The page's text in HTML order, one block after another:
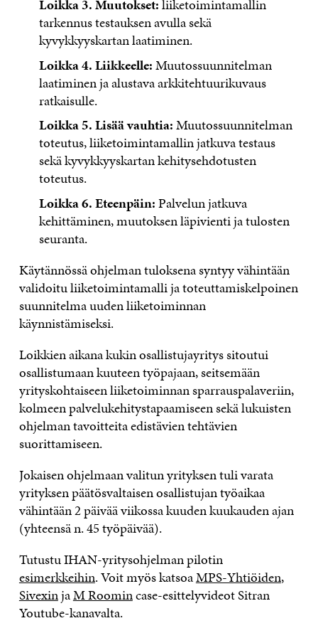
Loikka 3. Muutokset:liiketoimintamallin
tarkennus testauksen avulla sekä
kyvykkyyskartan laatiminen.
Loikka 4. Liikkeelle:Muutossuunnitelman
laatiminen ja alustava arkkitehtuurikuvaus
ratkaisulle.
Loikka 5. Lisää vauhtia:Muutossuunnitelman
toteutus, liiketoimintamallin jatkuva testaus
sekä kyvykkyyskartan kehitysehdotusten
toteutus.
Loikka 6. Eteenpäin:Palvelun jatkuva
kehittäminen, muutoksen läpivienti ja tulosten
seuranta.
Käytännössä ohjelman tuloksena syntyy vähintään
validoitu liiketoimintamalli ja toteuttamiskelpoinen
suunnitelma uuden liiketoiminnan
käynnistämiseksi.
Loikkien aikana kukin osallistujayritys sitoutui
osallistumaan kuuteen työpajaan, seitsemään
yrityskohtaiseen liiketoiminnan sparrauspalaveriin,
kolmeen palvelukehitystapaamiseen sekä lukuisten
ohjelman tavoitteita edistävien tehtävien
suorittamiseen.
Jokaisen ohjelmaan valitun yrityksen tuli varata
yrityksen päätösvaltaisen osallistujan työaikaa
vähintään 2 päivää viikossa kuuden kuukauden ajan
(yhteensä n. 45 työpäivää).
Tutustu IHAN-yritysohjelman pilotin
esimerkkeihin. Voit myös katsoaMPS-Yhtiöiden,
SivexinjaM Roomincase-esittelyvideot Sitran
Youtube-kanavalta.